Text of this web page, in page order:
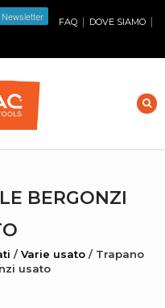
FAQ | DOVE SIAMO |
BERGONZI
/ Varie usato /Trapano
usato